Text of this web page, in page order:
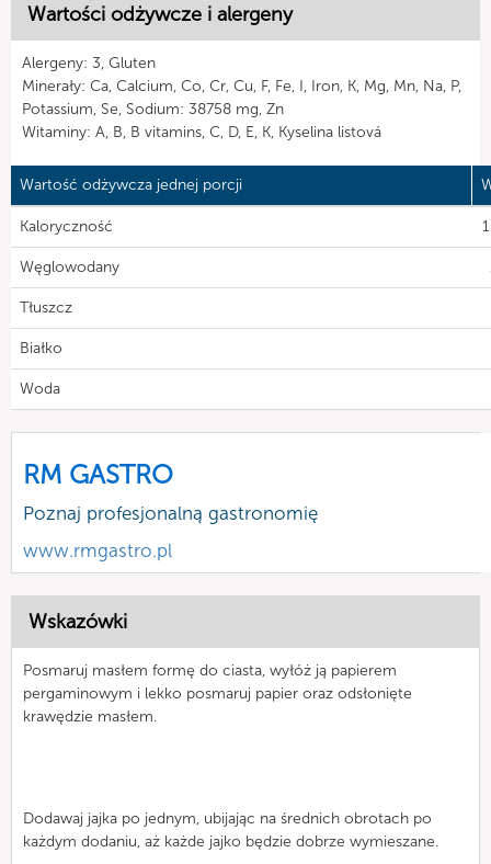
Wartości odżywcze i alergeny
Alergeny: 3, Gluten
Minerały: Ca, Calcium, Co, Cr, Cu, F, Fe, I, Iron, K, Mg, Mn, Na, P,
Potassium, Se, Sodium: 38758 mg, Zn
Witaminy: A, B, B vitamins, C, D, E, K, Kyselina listová
Wartość odżywcza jednej porcji
Kaloryczność
Węglowodany
Tłuszcz
Białko
Woda
RM GASTRO
Poznaj profesjonalną gastronomię
www.rmgastro.pl
Wskazówki
Posmaruj masłem formę do ciasta, wyłóż ją papierem
pergaminowym i lekko posmaruj papier oraz odsłonięte
krawędzie masłem.
Dodawaj jajka po jednym, ubijając na średnich obrotach po
każdym dodaniu, aż każde jajko będzie dobrze wymieszane.